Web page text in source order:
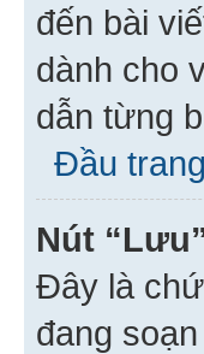
đến bài
dành cho
dẫn từng
Đầu trang
Nút
Đây là
đang